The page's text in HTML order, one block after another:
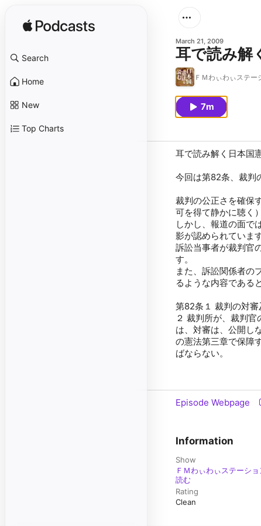
Search
Home
New
Top Charts
March 21, 2009
耳で読み解
ＦＭわぃわぃステ
7m
耳で読み解く日本国
今回は第82条、裁判
裁判の公正さを確保
可を得て静かに聴く
しかし、報道の面で
影が認められています
訴訟当事者が裁判官
す。
また、訴訟関係者の
るような内容である
第82条１ 裁判の対審
２ 裁判所が、裁判
は、対審は、公開し
の憲法第三章で保障
ばならない。
Episode Webpage
Information
Show
ＦＭわぃわぃステーシ
読む
Rating
Clean